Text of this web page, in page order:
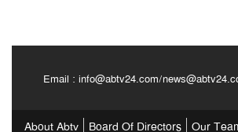
Email : info@abtv24.com/
About Abtv Board Of Directors Our